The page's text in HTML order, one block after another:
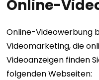
Online-
Online-Videowerbung
Videomarketing, die
Videoanzeigen finden
folgenden Webseiten: